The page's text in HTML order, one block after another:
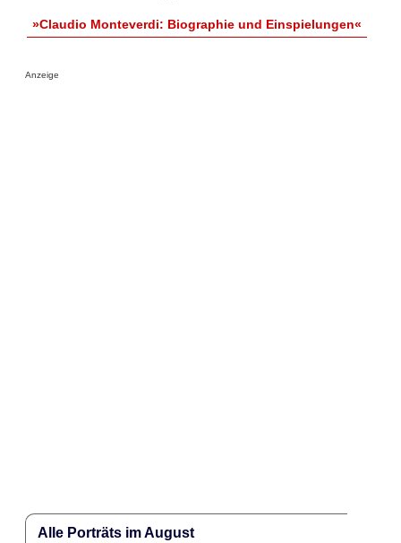
»Claudio Monteverdi: Biographie und Einspielungen«
Anzeige
Alle Porträts im August